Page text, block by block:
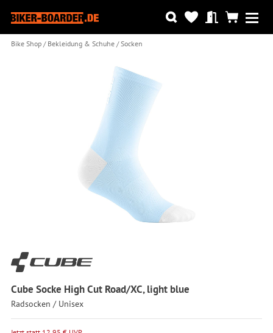
Bike Shop Bekleidung & Schuhe Socken
Cube Socke High Cut Road/XC, light blue
Radsocken / Unisex